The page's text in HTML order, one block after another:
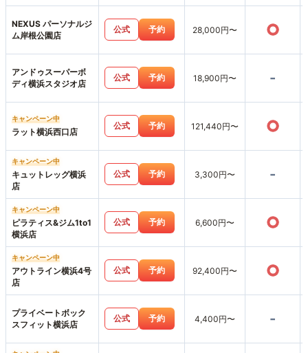
NEXUS パーソナルジ
ム岸根公園店
公式 予約 28,000円〜 ○
アンドゥスーパーボ
ディ横浜スタジオ店
公式 予約 18,900円〜 -
キャンペーン中
ラット横浜西口店
公式 予約 121,440円〜 ○
キャンペーン中
キュットレッグ横浜
店
公式 予約 3,300円〜 -
キャンペーン中
ピラティス&ジム1to1
横浜店
公式 予約 6,600円〜 ○
キャンペーン中
アウトライン横浜4号
店
公式 予約 92,400円〜 ○
プライベートボック
スフィット横浜店
公式 予約 4,400円〜 -